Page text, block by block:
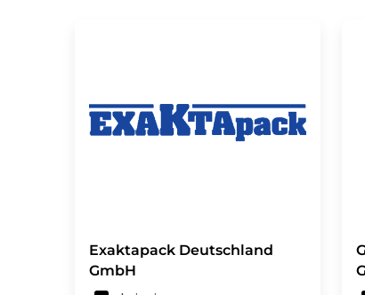
Exaktapack Deutschland
GmbH